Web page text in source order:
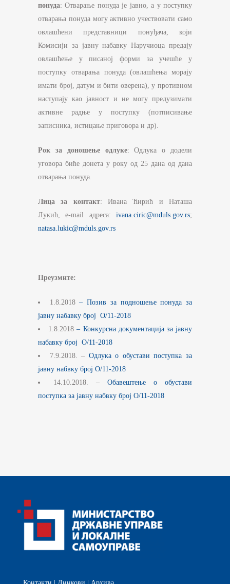
понуда: Отварање понуда је јавно, а у поступку
отварања понуда могу активно учествовати само
овлашћени представници понуђача, који
Комисији за јавну набавку Наручиоца предају
овлашћење у писаној форми за учешће у
поступку отварања понуда (овлашћења морају
имати број, датум и бити оверена), у противном
наступају као јавност и не могу предузимати
активне радње у поступку (потписивање
записника, истицање приговора и др).
Рок за доношење одлуке: Одлука о додели
уговора биће донета у року од 25 дана од дана
отварања понуда.
Лица за контакт: Ивана Ћирић и Наташа
Лукић, е-mail адреса: ivana.ciric@mduls.gov.rs;
natasa.lukic@mduls.gov.rs
Преузмите:
1.8.2018– Позив за подношење понуда за
јавну набавку број О/11-2018
1.8.2018– Конкурсна документација за јавну
набавку број О/11-2018
7.9.2018. – Одлука о обустави поступка за
јавну набвку број О/11-2018
14.10.2018. – Обавештење о обустави
поступка за јавну набвку број О/11-2018